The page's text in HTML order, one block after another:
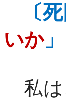
〔
いか 」
私は